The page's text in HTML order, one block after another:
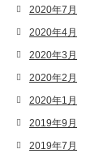
2020年7月
2020年4月
2020年3月
2020年2月
2020年1月
2019年9月
2019年7月